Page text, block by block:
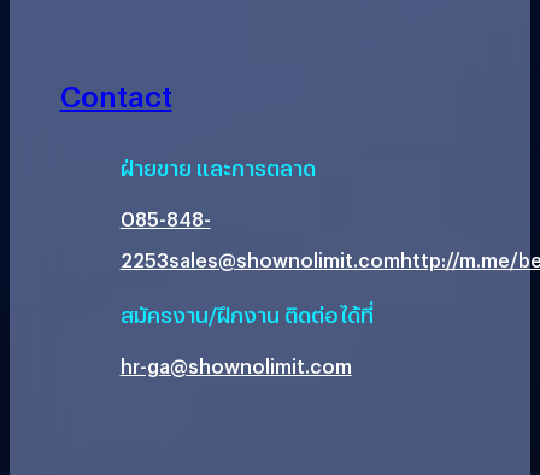
Contact
ฝ่ายขาย และการตลาด
085-848-
2253sales@shownolimit.comhttp://m.me/
สมัครงาน/ฝึกงาน ติดต่อได้ที่
hr-ga@shownolimit.com